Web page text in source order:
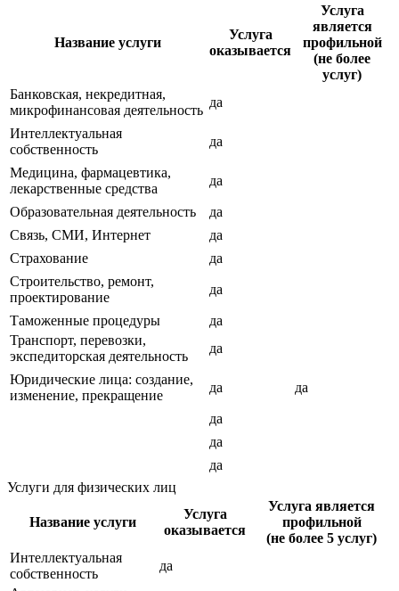
Название услуги
Услуга
оказывается
Услуга
является
профильной
(не более
услуг)
Банковская, некредитная,
микрофинансовая деятельность
да
Интеллектуальная
собственность
да
Медицина, фармацевтика,
лекарственные средства
да
Образовательная деятельность
да
Связь, СМИ, Интернет
да
Страхование
да
Строительство, ремонт,
проектирование
да
Таможенные процедуры
да
Транспорт, перевозки,
экспедиторская деятельность
да
Юридические лица: создание,
изменение, прекращение
да да
да
да
да
Услуги для физических лиц
Название услуги
Услуга
оказывается
Услуга является
профильной
(не более 5 услуг)
Интеллектуальная
собственность
да